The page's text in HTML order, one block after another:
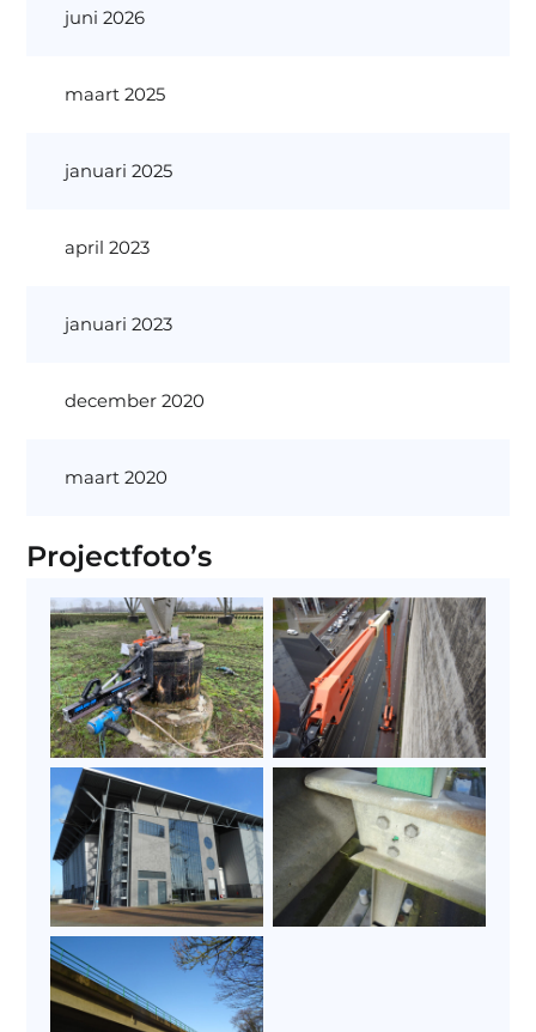
juni 2026
maart 2025
januari 2025
april 2023
januari 2023
december 2020
maart 2020
Projectfoto’s